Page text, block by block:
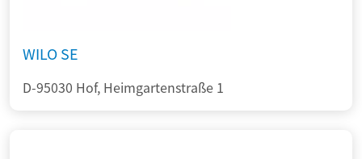
WILO SE
D-95030 Hof, Heimgartenstraße 1